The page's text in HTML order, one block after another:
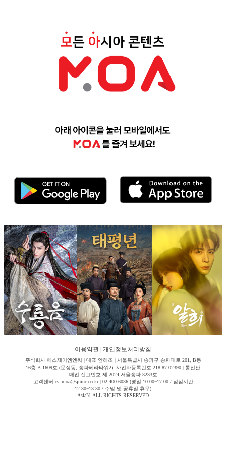
이용약관 개인정보처리방침
주식회사 에스제이엠엔씨 | 대표 안해조 | 서울특별시 송파구 송파대로 201, B동
16층 B-1609호 (문정동, 송파테라타워2) 사업자등록번호 218-87-02390 | 통신판
매업 신고번호 제-2024-서울송파-3233호
고객센터 cs_moa@sjmnc.co.kr | 02-400-6036 (평일 10:00~17:00 / 점심시간
12:30~13:30 / 주말 및 공휴일 휴무)
AsiaN. ALL RIGHTS RESERVED